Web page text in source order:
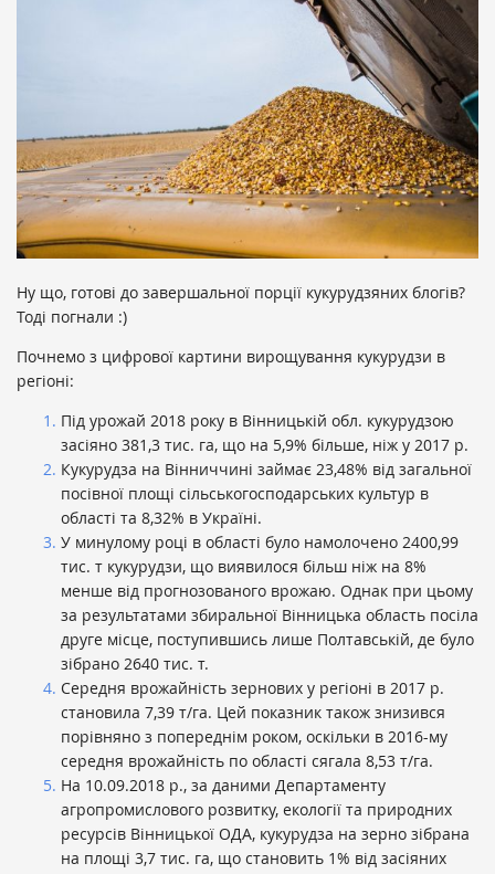
Ну що, готові до завершальної порції кукурудзяних блогів?
Тоді погнали :)
Почнемо з цифрової картини вирощування кукурудзи в
регіоні:
Під урожай 2018 року в Вінницькій обл. кукурудзою
засіяно 381,3 тис. га, що на 5,9% більше, ніж у 2017 р.
Кукурудза на Вінниччині займає 23,48% від загальної
посівної площі сільськогосподарських культур в
області та 8,32% в Україні.
У минулому році в області було намолочено 2400,99
тис. т кукурудзи, що виявилося більш ніж на 8%
менше від прогнозованого врожаю. Однак при цьому
за результатами збиральної Вінницька область посіла
друге місце, поступившись лише Полтавській, де було
зібрано 2640 тис. т.
Середня врожайність зернових у регіоні в 2017 р.
становила 7,39 т/га. Цей показник також знизився
порівняно з попереднім роком, оскільки в 2016-му
середня врожайність по області сягала 8,53 т/га.
На 10.09.2018 р., за даними Департаменту
агропромислового розвитку, екології та природних
ресурсів Вінницької ОДА, кукурудза на зерно зібрана
на площі 3,7 тис. га, що становить 1% від засіяних